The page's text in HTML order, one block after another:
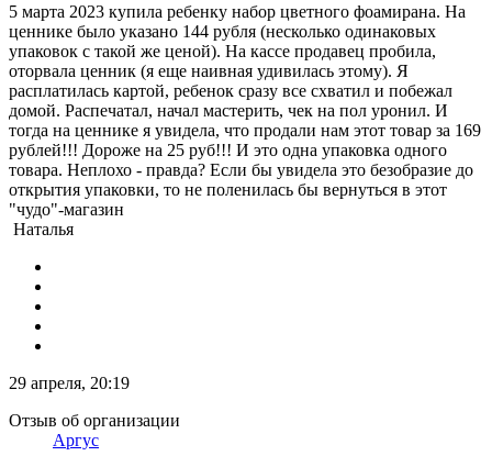
5 марта 2023 купила ребенку набор цветного фоамирана. На
ценнике было указано 144 рубля (несколько одинаковых
упаковок с такой же ценой). На кассе продавец пробила,
оторвала ценник (я еще наивная удивилась этому). Я
расплатилась картой, ребенок сразу все схватил и побежал
домой. Распечатал, начал мастерить, чек на пол уронил. И
тогда на ценнике я увидела, что продали нам этот товар за 169
рублей!!! Дороже на 25 руб!!! И это одна упаковка одного
товара. Неплохо - правда? Если бы увидела это безобразие до
открытия упаковки, то не поленилась бы вернуться в этот
"чудо"-магазин
Наталья
29 апреля, 20:19
Отзыв об организации
Аргус